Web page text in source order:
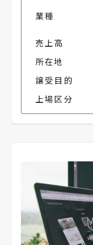
業種
売上高
所在地
譲受目的
上場区分